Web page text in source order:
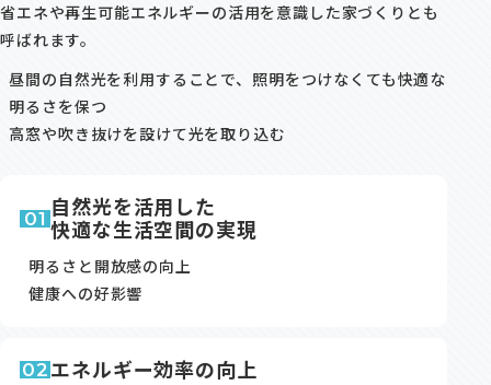
省エネや再生可能エネルギーの活用を意識した家づくりとも
呼ばれます。
昼間の自然光を利用することで、照明をつけなくても快適な
明るさを保つ
高窓や吹き抜けを設けて光を取り込む
01 自然光を活用した
快適な生活空間の実現
明るさと開放感の向上
健康への好影響
02 エネルギー効率の向上